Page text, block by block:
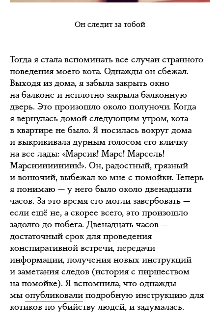
Он следит за тобой
Тогда я стала вспоминать все случаи странного
поведения моего кота. Однажды он сбежал.
Выходя из дома, я забыла закрыть окно
на балконе и неплотно закрыла балконную
дверь. Это произошло около полуночи. Когда
я вернулась домой следующим утром, кота
в квартире не было. Я носилась вокруг дома
и выкрикивала дурным голосом его кличку
на все лады: «Марсик! Марс! Марсель!
Марсиииииииик!». Он, радостный, грязный
и вонючий, выбежал ко мне с помойки. Теперь
я понимаю — у него было около двенадцати
часов. За это время его могли завербовать —
если ещё не, а скорее всего, это произошло
задолго до побега. Двенадцать часов —
достаточный срок для проведения
конспиративной встречи, передачи
информации, получения новых инструкций
и заметания следов (история с пиршеством
на помойке). Я вспомнила, что однажды
мы опубликовали подробную инструкцию для
котиков по убийству людей, и задумалась.